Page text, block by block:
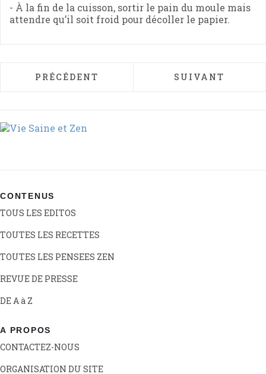
- À la fin de la cuisson, sortir le pain du moule mais
attendre qu’il soit froid pour décoller le papier.
ARTICLE PRÉCÉDENT : PAELLA À
PRÉCÉDENT ARTICLE
SUIVANT
CONTENUS
TOUS LES EDITOS
TOUTES LES RECETTES
TOUTES LES PENSEES ZEN
REVUE DE PRESSE
DE A à Z
A PROPOS
CONTACTEZ-NOUS
ORGANISATION DU SITE